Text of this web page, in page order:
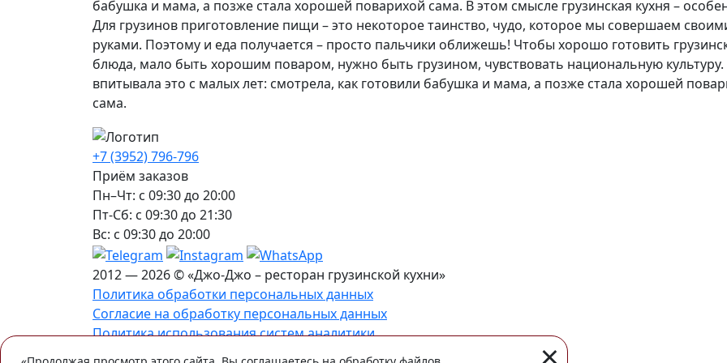
бабушка и мама, а позже стала хорошей поварихой сама. В этом смысле грузинская кухня –
Для грузинов приготовление пищи – это некоторое таинство, чудо, которое мы совершаем
руками. Поэтому и еда получается – просто пальчики оближешь! Чтобы хорошо готовить
блюда, мало быть хорошим поваром, нужно быть грузином, чувствовать национальную культуру.
впитывала это с малых лет: смотрела, как готовили бабушка и мама, а позже стала хорошей
сама.
+7 (3952) 796-796
Приём заказов
Пн–Чт: с 09:30 до 20:00
Пт-Сб: с 09:30 до 21:30
Вс: с 09:30 до 20:00
2012 — 2026 © «Джо-Джо – ресторан грузинской кухни»
Политика обработки персональных данных
Согласие на обработку персональных данных
Политика использования систем аналитики
Пользовательское соглашение